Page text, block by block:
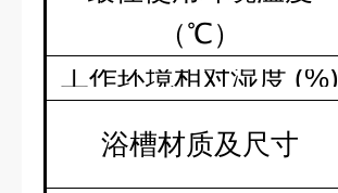
（℃）
工作环境相对湿度 (%)
浴槽材质及尺寸